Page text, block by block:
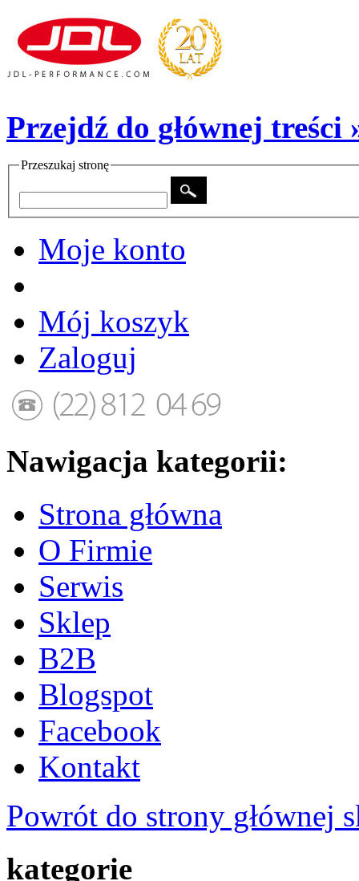
Przejdź do głównej treści
Przeszukaj stronę
Moje konto
Mój koszyk
Zaloguj
Nawigacja kategorii:
Strona główna
O Firmie
Serwis
Sklep
B2B
Blogspot
Facebook
Kontakt
Powrót do strony głównej
kategorie